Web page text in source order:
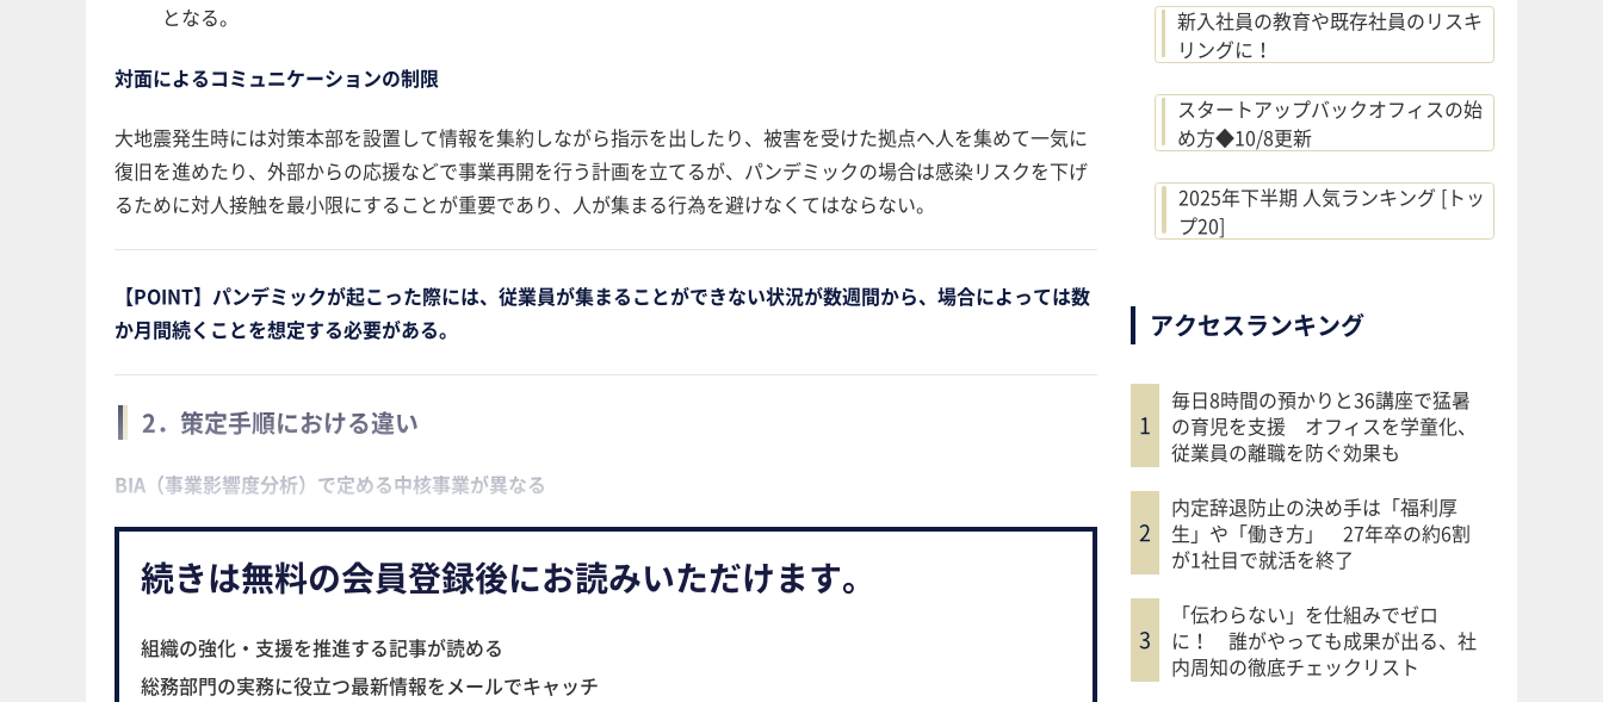
新入社員の教育や既存社員のリスキ
リングに！
スタートアップバックオフィスの始
め方◆10/8更新
2025年下半期 人気ランキング [トッ
プ20]
アクセスランキング
毎日8時間の預かりと36講座で猛暑
の育児を支援 オフィスを学童化、
従業員の離職を防ぐ効果も
内定辞退防止の決め手は「福利厚
生」や「働き方」 27年卒の約6割
が1社目で就活を終了
「伝わらない」を仕組みでゼロ
に！ 誰がやっても成果が出る、社
内周知の徹底チェックリスト
となる。
対面によるコミュニケーションの制限
大地震発生時には対策本部を設置して情報を集約しながら指示を出したり、被害を受けた拠点へ人を集めて一気に
復旧を進めたり、外部からの応援などで事業再開を行う計画を立てるが、パンデミックの場合は感染リスクを下げ
るために対人接触を最小限にすることが重要であり、人が集まる行為を避けなくてはならない。
【POINT】パンデミックが起こった際には、従業員が集まることができない状況が数週間から、場合によっては数
か月間続くことを想定する必要がある。
2．策定手順における違い
BIA（事業影響度分析）で定める中核事業が異なる
続きは無料の会員登録後にお読みいただけます。
組織の強化・支援を推進する記事が読める
総務部門の実務に役立つ最新情報をメールでキャッチ